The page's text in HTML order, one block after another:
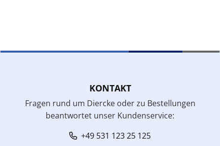
KONTAKT
Fragen rund um Diercke oder zu Bestellungen
beantwortet unser Kundenservice:
+49 531 123 25 125